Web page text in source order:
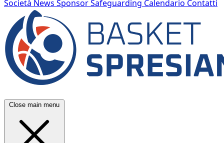
Società News SponsorSafeguarding Calendario Contatti
Close main menu